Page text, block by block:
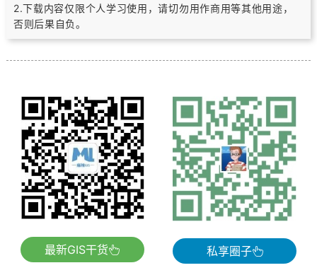
2.下载内容仅限个人学习使用，请切勿用作商用等其他用途，
否则后果自负。
最新GIS干货 私享圈子